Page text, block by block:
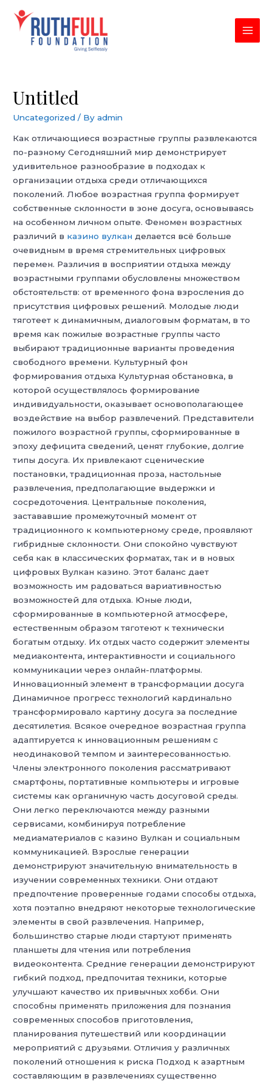
content
Untitled
Uncategorized / Byadmin
Как отличающиеся возрастные группы развлекаются
по-разному Сегодняшний мир демонстрирует
удивительное разнообразие в подходах к
организации отдыха среди отличающихся
поколений. Любое возрастная группа формирует
собственные склонности в зоне досуга, основываясь
на особенном личном опыте. Феномен возрастных
различий в казино вулкан делается всё больше
очевидным в время стремительных цифровых
перемен. Различия в восприятии отдыха между
возрастными группами обусловлены множеством
обстоятельств: от временного фона взросления до
присутствия цифровых решений. Молодые люди
тяготеет к динамичным, диалоговым форматам, в то
время как пожилые возрастные группы часто
выбирают традиционные варианты проведения
свободного времени. Культурный фон
формирования отдыха Культурная обстановка, в
которой осуществлялось формирование
индивидуальности, оказывает основополагающее
воздействие на выбор развлечений. Представители
пожилого возрастной группы, сформированные в
эпоху дефицита сведений, ценят глубокие, долгие
типы досуга. Их привлекают сценические
постановки, традиционная проза, настольные
развлечения, предполагающие выдержки и
сосредоточения. Центральные поколения,
застававшие промежуточный момент от
традиционного к компьютерному среде, проявляют
гибридные склонности. Они спокойно чувствуют
себя как в классических форматах, так и в новых
цифровых Вулкан казино. Этот баланс дает
возможность им радоваться вариативностью
возможностей для отдыха. Юные люди,
сформированные в компьютерной атмосфере,
естественным образом тяготеют к технически
богатым отдыху. Их отдых часто содержит элементы
медиаконтента, интерактивности и социального
коммуникации через онлайн-платформы.
Инновационный элемент в трансформации досуга
Динамичное прогресс технологий кардинально
трансформировало картину досуга за последние
десятилетия. Всякое очередное возрастная группа
адаптируется к инновационным решениям с
неодинаковой темпом и заинтересованностью.
Члены электронного поколения рассматривают
смартфоны, портативные компьютеры и игровые
системы как органичную часть досуговой среды.
Они легко переключаются между разными
сервисами, комбинируя потребление
медиаматериалов с казино Вулкан и социальным
коммуникацией. Взрослые генерации
демонстрируют значительную внимательность в
изучении современных техники. Они отдают
предпочтение проверенные годами способы отдыха,
хотя поэтапно внедряют некоторые технологические
элементы в свой развлечения. Например,
большинство старые люди стартуют применять
планшеты для чтения или потребления
видеоконтента. Средние генерации демонстрируют
гибкий подход, предпочитая техники, которые
улучшают качество их привычных хобби. Они
способны применять приложения для познания
современных способов приготовления,
планирования путешествий или координации
мероприятий с друзьями. Отличия у различных
поколений отношения к риска Подход к азартным
составляющим в развлечениях существенно